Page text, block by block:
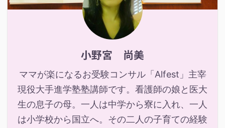
小野宮 尚美
ママが楽になるお受験コンサル「Alfest」主宰
現役大手進学塾塾講師です。看護師の娘と医大
生の息子の母。一人は中学から寮に入れ、一人
は小学校から国立へ。その二人の子育ての経験